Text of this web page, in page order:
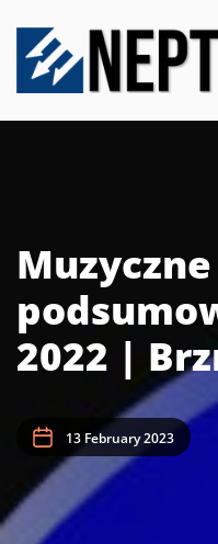
content
Muzyczne
2022 |
13 February 2023